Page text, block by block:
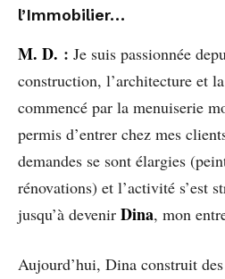
l’Immobilier…
M. D. : Je suis passionnée
construction, l’architecture et
commencé par la menuiserie
permis d’entrer chez mes
demandes se sont élargies
rénovations) et l’activité s’est
jusqu’à devenir Dina, mon
Aujourd’hui, Dina construit